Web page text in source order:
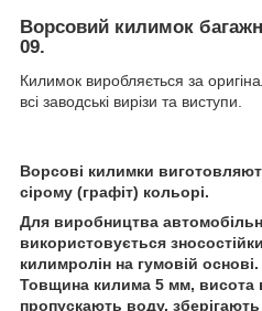
Ворсовий килимок
09.
Килимок виробляється за
всі заводські вирізи та виступи.
Ворсові килимки
сірому (графіт) кольорі.
Для виробництва
використовується
килимролін на гумовій
Товщина килима 5 мм, висота
пропускають воду, зберігають